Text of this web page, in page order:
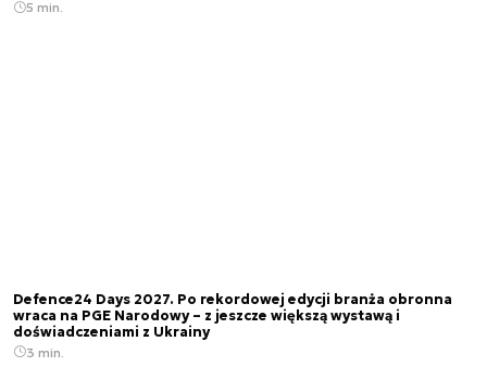
5 min.
Defence24 Days 2027. Po rekordowej edycji branża obronna
wraca na PGE Narodowy – z jeszcze większą wystawą i
doświadczeniami z Ukrainy
3 min.